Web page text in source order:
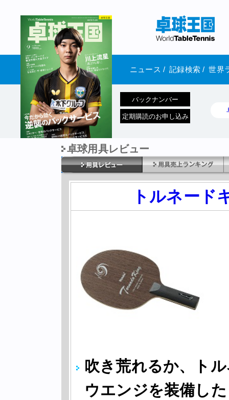
ニュース / 記録検索 / 世界
1970年1月01日 発売
バックナンバー
定期購読のお申し込み
卓球用具レビュー
トルネード
吹き荒れるか、ト
ウエンジを装備した